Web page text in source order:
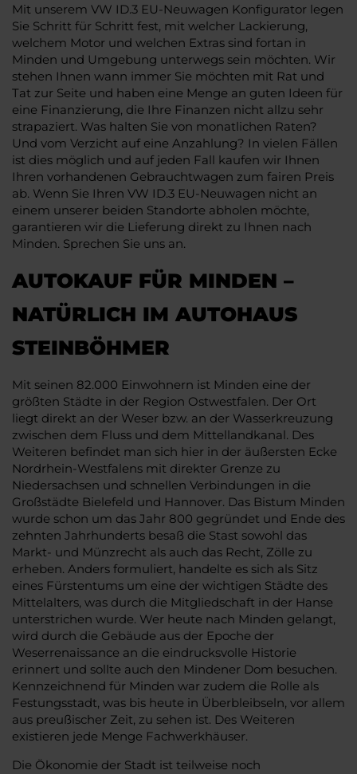
Mit unserem VW ID.3 EU-Neuwagen Konfigurator legen
Sie Schritt für Schritt fest, mit welcher Lackierung,
welchem Motor und welchen Extras sind fortan in
Minden und Umgebung unterwegs sein möchten. Wir
stehen Ihnen wann immer Sie möchten mit Rat und
Tat zur Seite und haben eine Menge an guten Ideen für
eine Finanzierung, die Ihre Finanzen nicht allzu sehr
strapaziert. Was halten Sie von monatlichen Raten?
Und vom Verzicht auf eine Anzahlung? In vielen Fällen
ist dies möglich und auf jeden Fall kaufen wir Ihnen
Ihren vorhandenen Gebrauchtwagen zum fairen Preis
ab. Wenn Sie Ihren VW ID.3 EU-Neuwagen nicht an
einem unserer beiden Standorte abholen möchte,
garantieren wir die Lieferung direkt zu Ihnen nach
Minden. Sprechen Sie uns an.
AUTOKAUF FÜR MINDEN –
NATÜRLICH IM AUTOHAUS
STEINBÖHMER
Mit seinen 82.000 Einwohnern ist Minden eine der
größten Städte in der Region Ostwestfalen. Der Ort
liegt direkt an der Weser bzw. an der Wasserkreuzung
zwischen dem Fluss und dem Mittellandkanal. Des
Weiteren befindet man sich hier in der äußersten Ecke
Nordrhein-Westfalens mit direkter Grenze zu
Niedersachsen und schnellen Verbindungen in die
Großstädte Bielefeld und Hannover. Das Bistum Minden
wurde schon um das Jahr 800 gegründet und Ende des
zehnten Jahrhunderts besaß die Stast sowohl das
Markt- und Münzrecht als auch das Recht, Zölle zu
erheben. Anders formuliert, handelte es sich als Sitz
eines Fürstentums um eine der wichtigen Städte des
Mittelalters, was durch die Mitgliedschaft in der Hanse
unterstrichen wurde. Wer heute nach Minden gelangt,
wird durch die Gebäude aus der Epoche der
Weserrenaissance an die eindrucksvolle Historie
erinnert und sollte auch den Mindener Dom besuchen.
Kennzeichnend für Minden war zudem die Rolle als
Festungsstadt, was bis heute in Überbleibseln, vor allem
aus preußischer Zeit, zu sehen ist. Des Weiteren
existieren jede Menge Fachwerkhäuser.
Die Ökonomie der Stadt ist teilweise noch